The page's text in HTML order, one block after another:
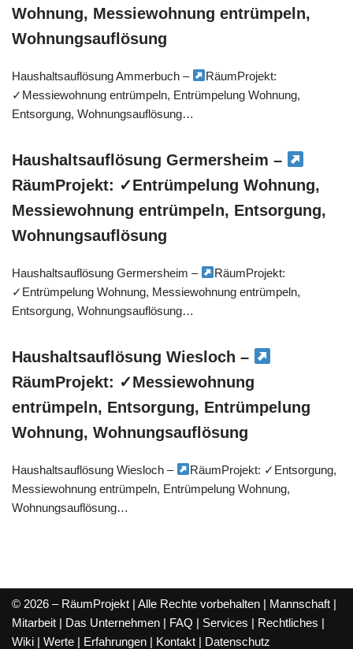
Wohnung, Messiewohnung entrümpeln,
Wohnungsauflösung
Haushaltsauflösung Ammerbuch –
RäumProjekt:
✓Messiewohnung entrümpeln, Entrümpelung Wohnung,
Entsorgung, Wohnungsauflösung…
Haushaltsauflösung Germersheim –
RäumProjekt: ✓Entrümpelung Wohnung,
Messiewohnung entrümpeln, Entsorgung,
Wohnungsauflösung
Haushaltsauflösung Germersheim –
RäumProjekt:
✓Entrümpelung Wohnung, Messiewohnung entrümpeln,
Entsorgung, Wohnungsauflösung…
Haushaltsauflösung Wiesloch –
RäumProjekt: ✓Messiewohnung
entrümpeln, Entsorgung, Entrümpelung
Wohnung, Wohnungsauflösung
Haushaltsauflösung Wiesloch –
RäumProjekt: ✓Entsorgung,
Messiewohnung entrümpeln, Entrümpelung Wohnung,
Wohnungsauflösung…
© 2026 – RäumProjekt | Alle Rechte vorbehalten | Mannschaft |
Mitarbeit | Das Unternehmen | FAQ | Services | Rechtliches |
Wiki | Werte | Erfahrungen | Kontakt | Datenschutz